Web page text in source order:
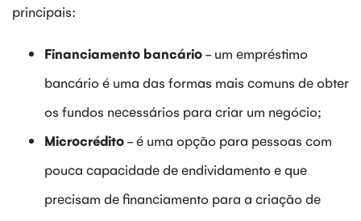
principais:
Financiamento bancário- um empréstimo
bancário é uma das formas mais comuns de obter
os fundos necessários para criar um negócio;
Microcrédito- é uma opção para pessoas com
pouca capacidade de endividamento e que
precisam de financiamento para a criação de